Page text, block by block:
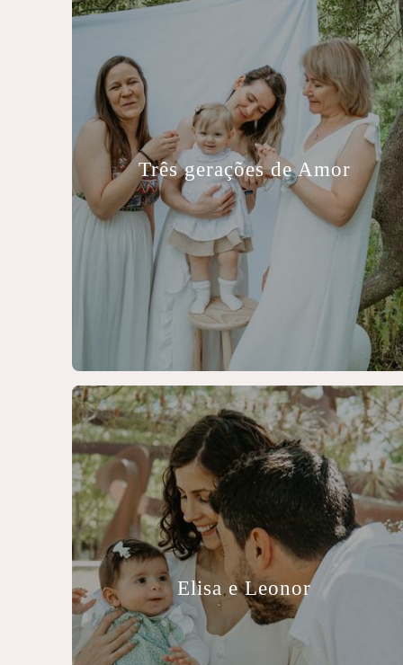
Três gerações de Amor
Elisa e Leonor